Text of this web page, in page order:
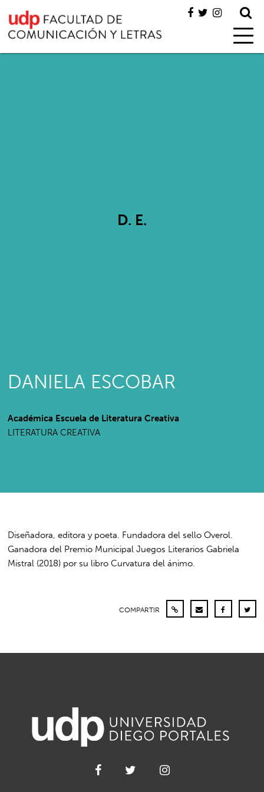
D. E.
DANIELA ESCOBAR
Académica Escuela de Literatura Creativa
LITERATURA CREATIVA
Diseñadora, editora y poeta. Fundadora del sello Overol.
Ganadora del Premio Municipal Juegos Literarios Gabriela
Mistral (2018) por su libro Curvatura del ánimo.
COMPARTIR